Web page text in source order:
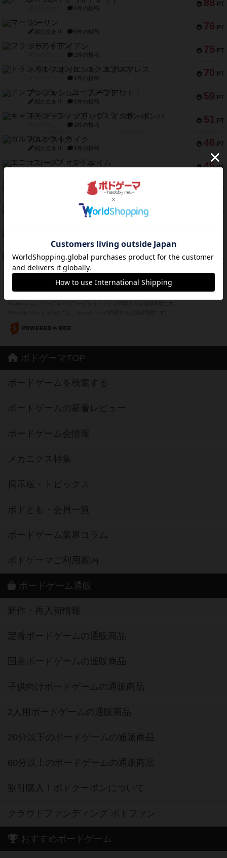
88 PT
1件の投稿
76 PT
マーリン
紹介文あり 6件の投稿
75 PT
フラットアイアン
2件の投稿
70 PT
トランスオリエント・エクスプレス
1件の投稿
59 PT
アンブッシュ！：ムーブアウト！
紹介文あり 1件の投稿
51 PT
キャプテン・フリップ：イスラ・ボンバ
2件の投稿
46 PT
ガルフストライク
紹介文あり 1件の投稿
45 PT
エコーズ・オブ・タイム
PT
12件の投稿
PT
1件の投稿
PT
Bitter End ブタペスト救出作戦
紹介文なし 1件の投稿
42 PT
ドコジャン
紹介文あり 10件の投稿
※Apple、Apple のロゴ は、米国および他の国々で登録されたApple Inc.の商標です。
ボドゲーマTOP
ボードゲームを検索する
ボードゲームの新着レビュー
ボードゲーム会情報
メカニクス特集
掲示板・トピックス
ボドとも・会員一覧
ボードゲーム業界コラム
ボドゲーマご利用案内
ボードゲーム通販
新作・再入荷情報
定番ボードゲームの通販商品
国産ボードゲームの通販商品
子供向けボードゲームの通販商品
2人用ボードゲームの通販商品
20分以下のボードゲームの通販商品
60分以上のボードゲームの通販商品
割引購入！ボドクーポンについて
クラウドファンディング ボドファン
おすすめボードゲーム